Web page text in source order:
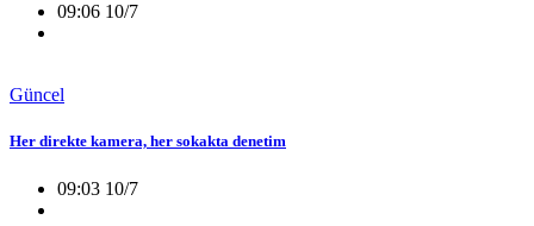
09:06 10/7
Güncel
Her direkte kamera, her sokakta denetim
09:03 10/7